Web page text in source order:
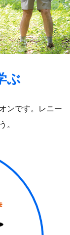
ぶ
ンです。レニー
。